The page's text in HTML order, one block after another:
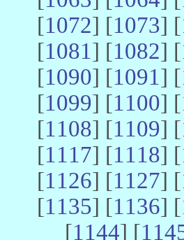
[1072] [1073] [
[1081] [1082] [
[1090] [1091] [
[1099] [1100] [
[1108] [1109] [
[1117] [1118] [
[1126] [1127] [
[1135] [1136] [
[1144] [